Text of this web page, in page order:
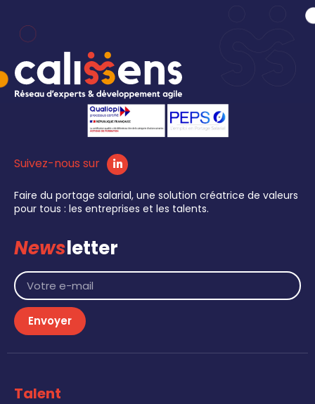
Suivez-nous sur
Faire du portage salarial, une solution créatrice de valeurs
pour tous : les entreprises et les talents.
Newsletter
Envoyer
Talent